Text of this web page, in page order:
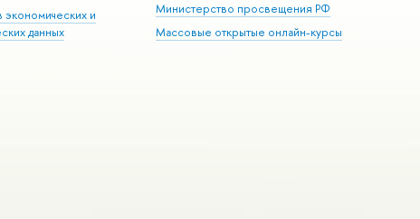
экономических и
данных
Министерство просвещения РФ
Массовые открытые онлайн-курсы